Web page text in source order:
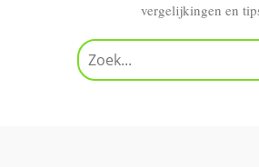
vergelijkingen en